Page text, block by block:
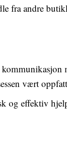
fra andre
vært
og effektiv